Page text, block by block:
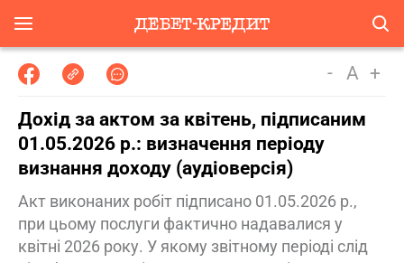
- A +
Дохід за актом за квітень, підписаним
01.05.2026 р.: визначення періоду
визнання доходу (аудіоверсія)
Акт виконаних робіт підписано 01.05.2026 р.,
при цьому послуги фактично надавалися у
квітні 2026 року. У якому звітному періоді слід